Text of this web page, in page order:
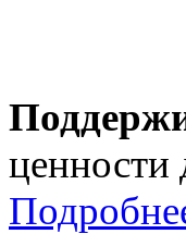
ценности